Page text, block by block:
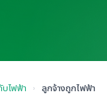
ไฟฟ้า › ลูกจ้างถูกไฟฟ้า